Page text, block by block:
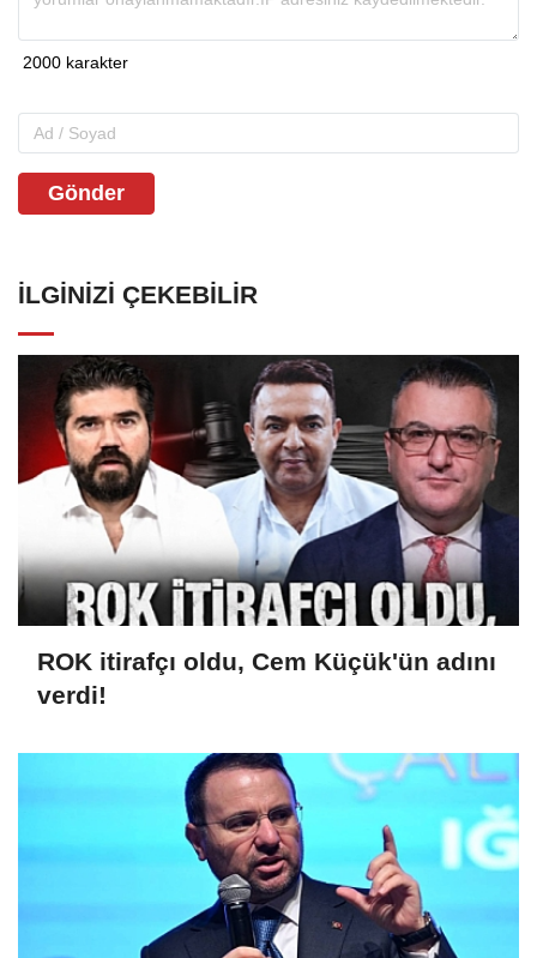
Gönder
İLGINIZI ÇEKEBILIR
ROK itirafçı oldu, Cem Küçük'ün adını
verdi!